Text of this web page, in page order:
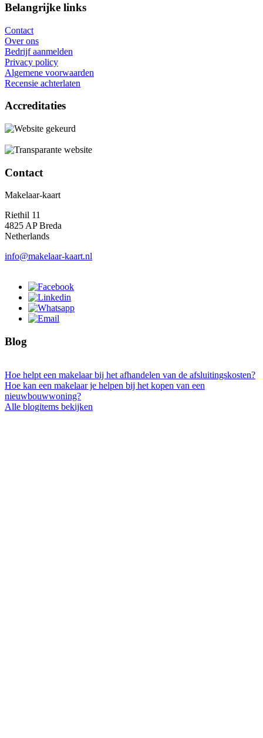
Belangrijke links
Contact
Over ons
Bedrijf aanmelden
Privacy policy
Algemene voorwaarden
Recensie achterlaten
Accreditaties
Contact
Makelaar-kaart
Riethil 11
4825 AP Breda
Netherlands
info@makelaar-kaart.nl
Blog
Hoe helpt een makelaar bij het afhandelen van de afsluitingskosten?
Hoe kan een makelaar je helpen bij het kopen van een
nieuwbouwwoning?
Alle blogitems bekijken